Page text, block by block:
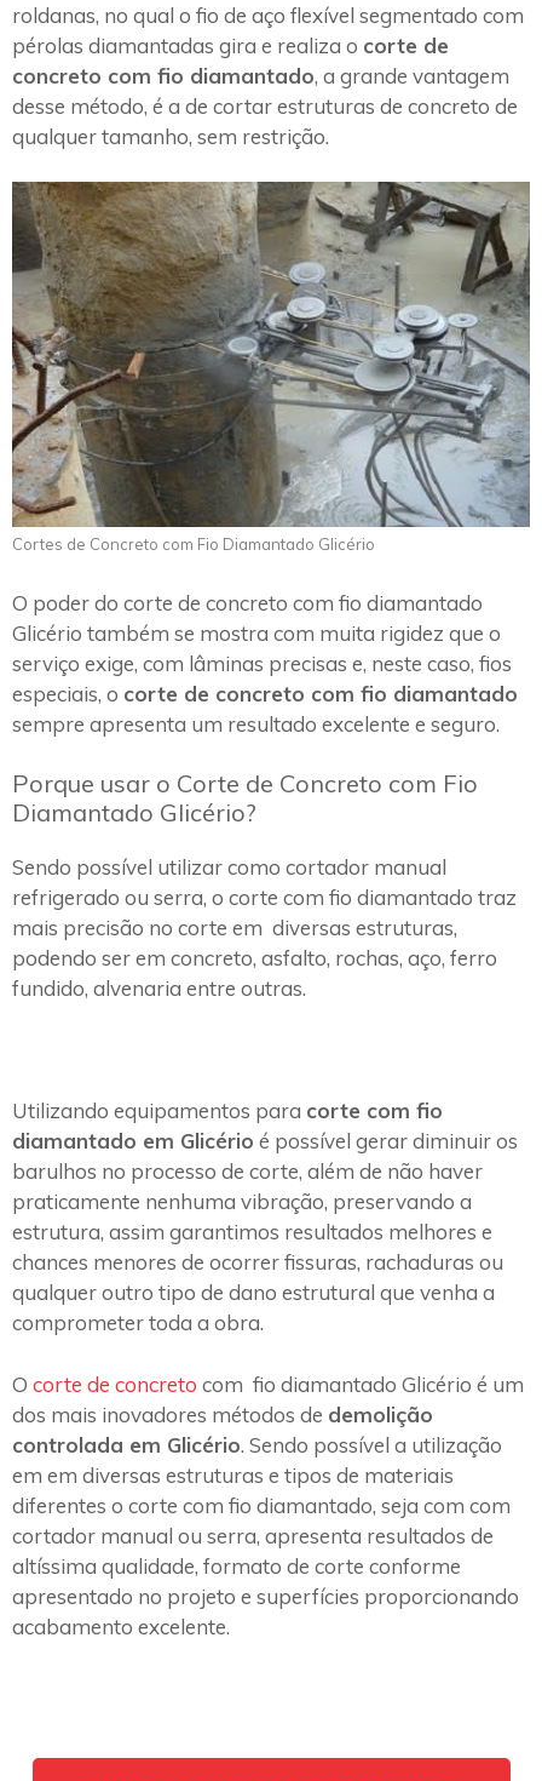
roldanas, no qual o fio de aço flexível segmentado com
pérolas diamantadas gira e realiza o corte de
concreto com fio diamantado, a grande vantagem
desse método, é a de cortar estruturas de concreto de
qualquer tamanho, sem restrição.
Cortes de Concreto com Fio Diamantado Glicério
O poder do corte de concreto com fio diamantado
Glicério também se mostra com muita rigidez que o
serviço exige, com lâminas precisas e, neste caso, fios
especiais, o corte de concreto com fio diamantado
sempre apresenta um resultado excelente e seguro.
Porque usar o Corte de Concreto com Fio
Diamantado Glicério?
Sendo possível utilizar como cortador manual
refrigerado ou serra, o corte com fio diamantado traz
mais precisão no corte em diversas estruturas,
podendo ser em concreto, asfalto, rochas, aço, ferro
fundido, alvenaria entre outras.
Utilizando equipamentos para corte com fio
diamantado em Glicério é possível gerar diminuir os
barulhos no processo de corte, além de não haver
praticamente nenhuma vibração, preservando a
estrutura, assim garantimos resultados melhores e
chances menores de ocorrer fissuras, rachaduras ou
qualquer outro tipo de dano estrutural que venha a
comprometer toda a obra.
O corte de concreto com fio diamantado Glicério é um
dos mais inovadores métodos de demolição
controlada em Glicério. Sendo possível a utilização
em em diversas estruturas e tipos de materiais
diferentes o corte com fio diamantado, seja com com
cortador manual ou serra, apresenta resultados de
altíssima qualidade, formato de corte conforme
apresentado no projeto e superfícies proporcionando
acabamento excelente.